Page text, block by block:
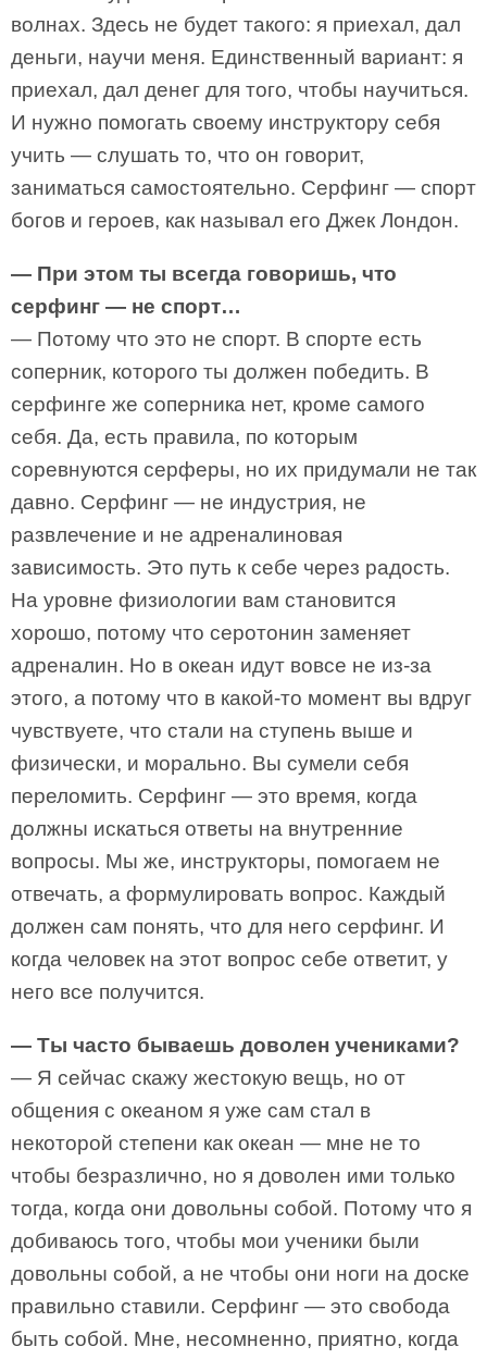
волнах. Здесь не будет такого: я приехал, дал
деньги, научи меня. Единственный вариант: я
приехал, дал денег для того, чтобы научиться.
И нужно помогать своему инструктору себя
учить — слушать то, что он говорит,
заниматься самостоятельно. Серфинг — спорт
богов и героев, как называл его Джек Лондон.
— При этом ты всегда говоришь, что
серфинг — не спорт…
— Потому что это не спорт. В спорте есть
соперник, которого ты должен победить. В
серфинге же соперника нет, кроме самого
себя. Да, есть правила, по которым
соревнуются серферы, но их придумали не так
давно. Серфинг — не индустрия, не
развлечение и не адреналиновая
зависимость. Это путь к себе через радость.
На уровне физиологии вам становится
хорошо, потому что серотонин заменяет
адреналин. Но в океан идут вовсе не из-за
этого, а потому что в какой-то момент вы вдруг
чувствуете, что стали на ступень выше и
физически, и морально. Вы сумели себя
переломить. Серфинг — это время, когда
должны искаться ответы на внутренние
вопросы. Мы же, инструкторы, помогаем не
отвечать, а формулировать вопрос. Каждый
должен сам понять, что для него серфинг. И
когда человек на этот вопрос себе ответит, у
него все получится.
— Ты часто бываешь доволен учениками?
— Я сейчас скажу жестокую вещь, но от
общения с океаном я уже сам стал в
некоторой степени как океан — мне не то
чтобы безразлично, но я доволен ими только
тогда, когда они довольны собой. Потому что я
добиваюсь того, чтобы мои ученики были
довольны собой, а не чтобы они ноги на доске
правильно ставили. Серфинг — это свобода
быть собой. Мне, несомненно, приятно, когда